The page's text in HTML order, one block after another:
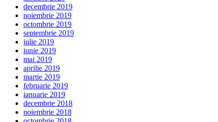
decembrie 2019
noiembrie 2019
octombrie 2019
septembrie 2019
iulie 2019
iunie 2019
mai 2019
aprilie 2019
martie 2019
februarie 2019
ianuarie 2019
decembrie 2018
noiembrie 2018